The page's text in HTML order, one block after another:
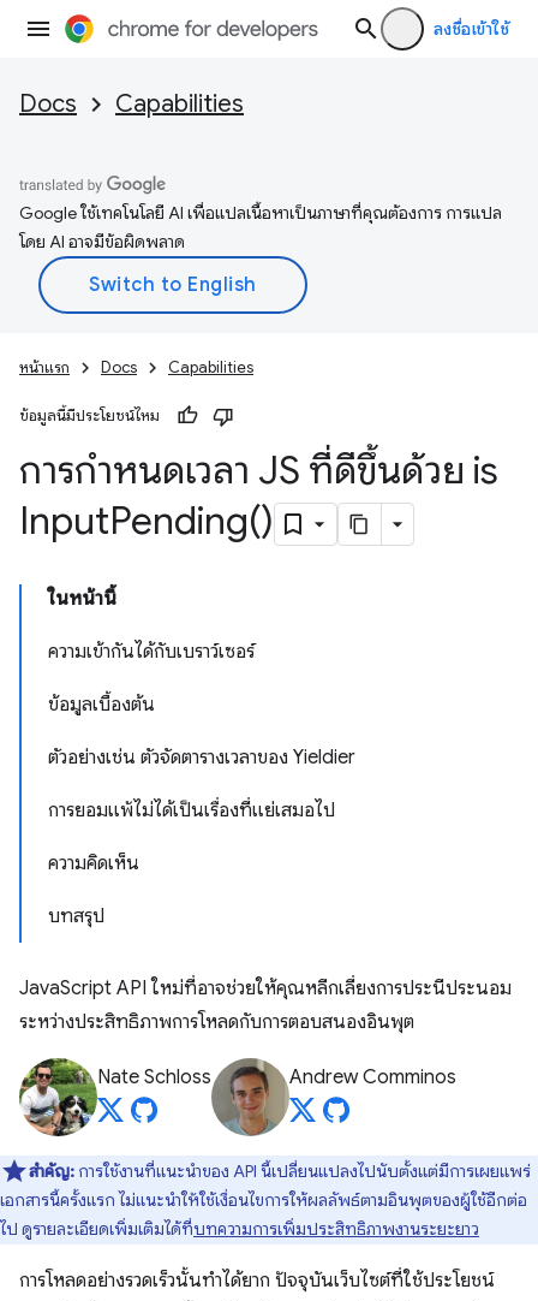
ลงชื่อเข้าใช้
Docs Capabilities
Google ใช้เทคโนโลยี AI เพื่อแปลเนื้อหาเป็นภาษาที่คุณต้องการ การแปล
โดย AI อาจมีข้อผิดพลาด
หน้าแรก Docs Capabilities
ข้อมูลนี้มีประโยชน์ไหม
การกำหนดเวลา JS ที่ดีขึ้นด้วย is
InputPending()
ในหน้านี้
ความเข้ากันได้กับเบราว์เซอร์
ข้อมูลเบื้องต้น
ตัวอย่างเช่น ตัวจัดตารางเวลาของ Yieldier
การยอมแพ้ไม่ได้เป็นเรื่องที่แย่เสมอไป
ความคิดเห็น
บทสรุป
JavaScript API ใหม่ที่อาจช่วยให้คุณหลีกเลี่ยงการประนีประนอม
ระหว่างประสิทธิภาพการโหลดกับการตอบสนองอินพุต
Nate Schloss Andrew Comminos
สำคัญ: การใช้งานที่แนะนำของ API นี้เปลี่ยนแปลงไปนับตั้งแต่มีการเผยแพร่
เอกสารนี้ครั้งแรก ไม่แนะนําให้ใช้เงื่อนไขการให้ผลลัพธ์ตามอินพุตของผู้ใช้อีกต่อ
ไป ดูรายละเอียดเพิ่มเติมได้ที่บทความการเพิ่มประสิทธิภาพงานระยะยาว
การโหลดอย่างรวดเร็วนั้นทำได้ยาก ปัจจุบันเว็บไซต์ที่ใช้ประโยชน์